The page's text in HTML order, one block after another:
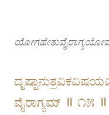
ವೈರಾಗ್ಯಮ್ ॥ ೧೫ ॥